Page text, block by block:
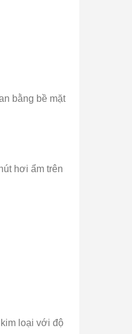
bằng bề mặt
hơi ẩm trên
loại với độ